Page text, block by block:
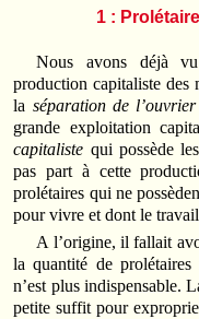
1 :
Nous avons déjà
production capitaliste des
la séparation de
grande exploitation
capitaliste qui possède
pas part à cette
prolétaires qui ne
pour vivre et dont le
A l’origine, il fallait
la quantité de prolétaires
n’est plus indispensable.
petite suffit pour